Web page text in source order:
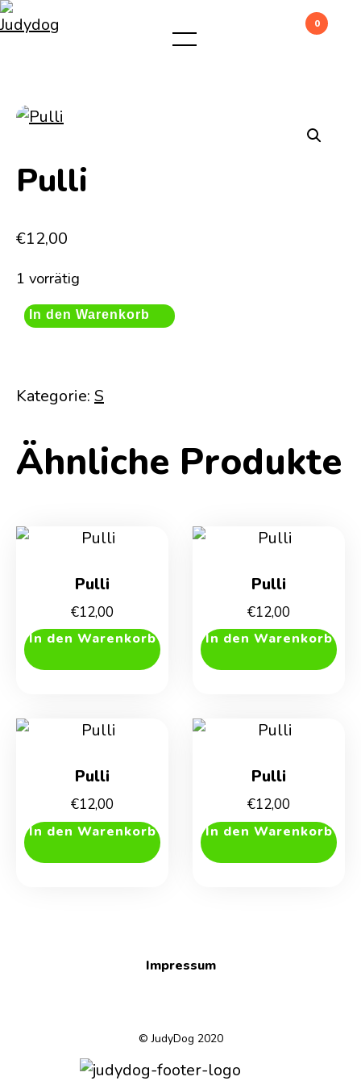
0
Pulli
€12,00
1 vorrätig
In den Warenkorb
Kategorie: S
Ähnliche Produkte
Pulli
€12,00
In den Warenkorb
Pulli
€12,00
In den Warenkorb
Pulli
€12,00
In den Warenkorb
Pulli
€12,00
In den Warenkorb
Impressum
© JudyDog 2020